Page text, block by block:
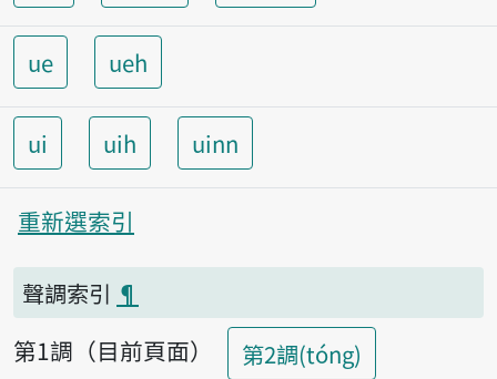
ue ueh
ui uih uinn
重新選索引
聲調索引 ¶
第1調（目前頁面）
第2調(tóng)